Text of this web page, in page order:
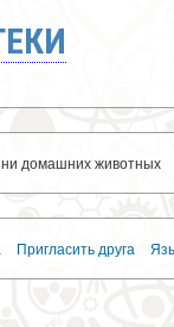
домашних животных
Пригласить друга